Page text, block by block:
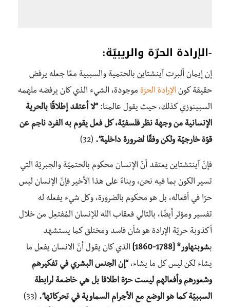
-الإرادة الحرّة والريبيّة:
إن إيمان ألبرت آينشتاين بالحتمية والسببية معًا جعله يرفض
حقيقة كون الإرادة الحرّة موجودة، الشيء الذي كان يرفضه ملهمه
السبينوزي كذلك، حيث يقول عالمنا: “لا أعتقد إطلاقًا بالحرية
الإنسانية من وجهة نظر فلسفيّة، كل فعل يقوم به الفرد ناجم عن
قوّة خارجيّة ولكن وفقًا لضرورة داخلية”. (32)
فإنّ آينتشتاين يعتقد أنّ الإنسان محكوم بالحتميّة والجبريّة التي
تسير الكون بما فيه نحن، وبناءً على هذا الأخير فإنّ الإنسان ليس
حرًا في أفعاله، بل هو محكوم بالضرورة، وكل شيء يفعله له
تفسير ومؤثر أيضًا، بالتالي فعقاب الله للإنسان المُفتعِل من خلال
أكذوبة حريّة الإرادة هو شأن فاسد ومختلق كما يستشهد
بشوبنهاور* [1788-1860]
الذي كان يقول أنّ الانسان يفعل ما
يشاء لكن ليس كل ما يشاء، “إن الجنس البشري في تفكيرهم
وشعورهم وأفعالهم ليست حرّة اطلاقا بل هي خاضعة لرابطة
السببيّة كما هو الوضع مع الأجرام السماوية في تحركاتها”. (33)